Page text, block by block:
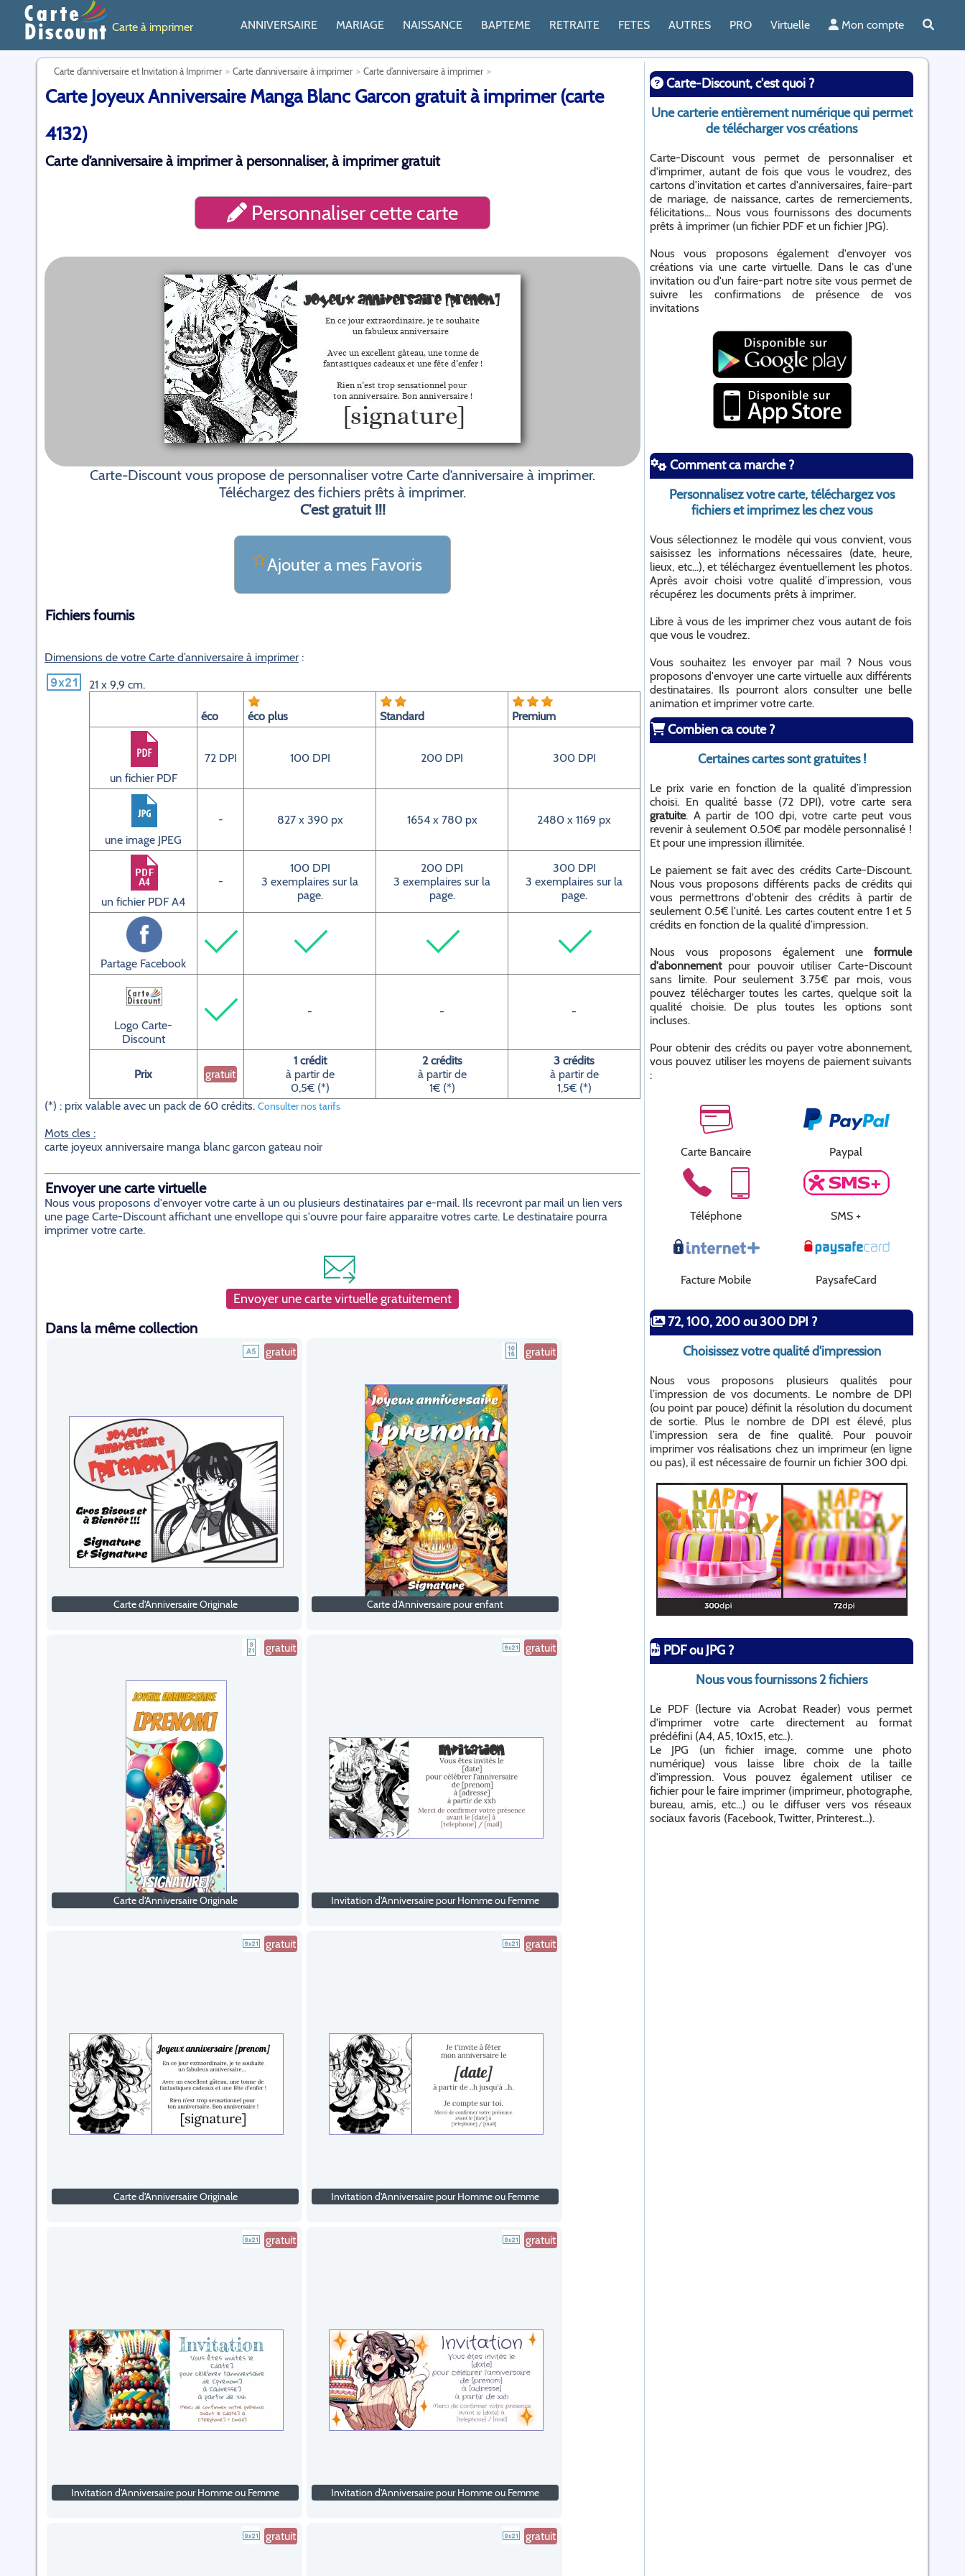
Carte à imprimer ANNIVERSAIRE MARIAGE NAISSANCE BAPTEME RETRAITE FETES AUTRES PRO Virtuelle Mon compte
Carte d’anniversaire et Invitation à Imprimer Carte d’anniversaire à imprimer Carte d’anniversaire à imprimer
Carte Joyeux Anniversaire Manga Blanc Garcon gratuit à imprimer (carte
4132)
Carte d’anniversaire à imprimer à personnaliser, à imprimer gratuit
Personnaliser cette carte
Carte-Discount vous propose de personnaliser votre Carte d’anniversaire à imprimer.
Téléchargez des fichiers prêts à imprimer.
C'est gratuit !!!
Ajouter a mes Favoris
Fichiers fournis
Dimensions de votre Carte d’anniversaire à imprimer :
21 x 9,9 cm.
éco éco plus Standard Premium
un fichier PDF
72 DPI 100 DPI 200 DPI 300 DPI
une image JPEG
- 827 x 390 px 1654 x 780 px 2480 x 1169 px
un fichier PDF A4
-
100 DPI
3 exemplaires sur la
page.
200 DPI
3 exemplaires sur la
page.
300 DPI
3 exemplaires sur la
page.
Partage Facebook
Logo Carte-
Discount
- - -
Prix gratuit
1 crédit
à partir de
0,5€ (*)
2 crédits
à partir de
1€ (*)
3 crédits
à partir de
1,5€ (*)
(*) : prix valable avec un pack de 60 crédits. Consulter nos tarifs
Mots cles :
carte joyeux anniversaire manga blanc garcon gateau noir
Envoyer une carte virtuelle
Nous vous proposons d'envoyer votre carte à un ou plusieurs destinataires par e-mail. Ils recevront par mail un lien vers
une page Carte-Discount affichant une envellope qui s'ouvre pour faire apparaitre votres carte. Le destinataire pourra
imprimer votre carte.
Envoyer une carte virtuelle gratuitement
Dans la même collection
gratuit
Carte d'Anniversaire Originale
gratuit
Carte d'Anniversaire pour enfant
gratuit
Carte d'Anniversaire Originale
gratuit
Invitation d'Anniversaire pour Homme ou Femme
gratuit
Carte d'Anniversaire Originale
gratuit
Invitation d'Anniversaire pour Homme ou Femme
gratuit
Invitation d'Anniversaire pour Homme ou Femme
gratuit
Invitation d'Anniversaire pour Homme ou Femme
gratuit gratuit
Carte-Discount, c'est quoi ?
Une carterie entièrement numérique qui permet
de télécharger vos créations
Carte-Discount vous permet de personnaliser et
d'imprimer, autant de fois que vous le voudrez, des
cartons d'invitation et cartes d'anniversaires, faire-part
de mariage, de naissance, cartes de remerciements,
félicitations... Nous vous fournissons des documents
prêts à imprimer (un fichier PDF et un fichier JPG).
Nous vous proposons également d'envoyer vos
créations via une carte virtuelle. Dans le cas d'une
invitation ou d'un faire-part notre site vous permet de
suivre les confirmations de présence de vos
invitations
Comment ca marche ?
Personnalisez votre carte, téléchargez vos
fichiers et imprimez les chez vous
Vous sélectionnez le modèle qui vous convient, vous
saisissez les informations nécessaires (date, heure,
lieux, etc...), et téléchargez éventuellement les photos.
Après avoir choisi votre qualité d’impression, vous
récupérez les documents prêts à imprimer.
Libre à vous de les imprimer chez vous autant de fois
que vous le voudrez.
Vous souhaitez les envoyer par mail ? Nous vous
proposons d'envoyer une carte virtuelle aux différents
destinataires. Ils pourront alors consulter une belle
animation et imprimer votre carte.
Combien ca coute ?
Certaines cartes sont gratuites !
Le prix varie en fonction de la qualité d’impression
choisi. En qualité basse (72 DPI), votre carte sera
gratuite. A partir de 100 dpi, votre carte peut vous
revenir à seulement 0.50€ par modèle personnalisé !
Et pour une impression illimitée.
Le paiement se fait avec des crédits Carte-Discount.
Nous vous proposons différents packs de crédits qui
vous permettrons d'obtenir des crédits à partir de
seulement 0.5€ l'unité. Les cartes coutent entre 1 et 5
crédits en fonction de la qualité d’impression.
Nous vous proposons également une formule
d'abonnementpour pouvoir utiliser Carte-Discount
sans limite. Pour seulement 3.75€ par mois, vous
pouvez télécharger toutes les cartes, quelque soit la
qualité choisie. De plus toutes les options sont
incluses.
Pour obtenir des crédits ou payer votre abonnement,
vous pouvez utiliser les moyens de paiement suivants
:
Carte Bancaire Paypal
Téléphone SMS +
Facture Mobile PaysafeCard
72, 100, 200 ou 300 DPI ?
Choisissez votre qualité d'impression
Nous vous proposons plusieurs qualités pour
l’impression de vos documents. Le nombre de DPI
(ou point par pouce) définit la résolution du document
de sortie. Plus le nombre de DPI est élevé, plus
l’impression sera de fine qualité. Pour pouvoir
imprimer vos réalisations chez un imprimeur (en ligne
ou pas), il est nécessaire de fournir un fichier 300 dpi.
PDF ou JPG ?
Nous vous fournissons 2 fichiers
Le PDF (lecture via Acrobat Reader) vous permet
d'imprimer votre carte directement au format
prédéfini (A4, A5, 10x15, etc..).
Le JPG (un fichier image, comme une photo
numérique) vous laisse libre choix de la taille
d'impression. Vous pouvez également utiliser ce
fichier pour le faire imprimer (imprimeur, photographe,
bureau, amis, etc...) ou le diffuser vers vos réseaux
sociaux favoris (Facebook, Twitter, Printerest...).